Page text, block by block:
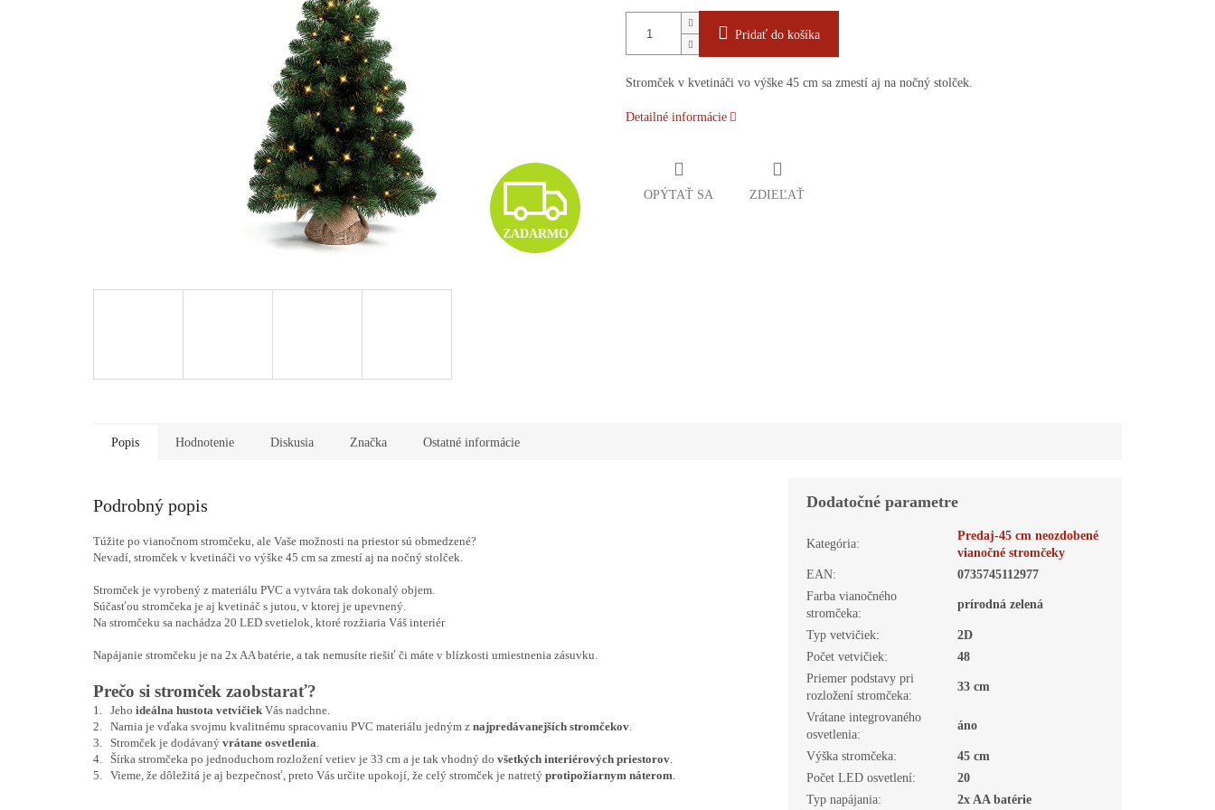
Z
A
ZADARMO
Pridať do košíka
Stromček v kvetináči vo výške 45 cm sa zmestí aj na nočný stolček.
Detailné informácie
OPÝTAŤ SA ZDIEĽAŤ
Popis Hodnotenie Diskusia Značka Ostatné informácie
Podrobný popis
Túžite po vianočnom stromčeku, ale Vaše možnosti na priestor sú obmedzené?
Nevadí, stromček v kvetináči vo výške 45 cm sa zmestí aj na nočný stolček.
Stromček je vyrobený z materiálu PVC a vytvára tak dokonalý objem.
Súčasťou stromčeka je aj kvetináč s jutou, v ktorej je upevnený.
Na stromčeku sa nachádza 20 LED svetielok, ktoré rozžiaria Váš interiér
Napájanie stromčeku je na 2x AA batérie, a tak nemusíte riešiť či máte v blízkosti umiestnenia zásuvku.
Prečo si stromček zaobstarať?
1. Jeho ideálna hustota vetvičiek Vás nadchne.
2. Narnia je vďaka svojmu kvalitnému spracovaniu PVC materiálu jedným z najpredávanejších stromčekov
3. Stromček je dodávaný vrátane osvetlenia
4. Šírka stromčeka po jednoduchom rozložení vetiev je 33 cm a je tak vhodný do všetkých interiérových priestorov
5. Vieme, že dôležitá je aj bezpečnosť, preto Vás určite upokojí, že celý stromček je natretý protipožiarnym náterom
Dodatočné parametre
Kategória:
Predaj-45 cm neozdobené
vianočné stromčeky
EAN:
0735745112977
Farba vianočného
stromčeka:
prírodná zelená
Typ vetvičiek:
2D
Počet vetvičiek:
48
Priemer podstavy pri
rozložení stromčeka:
33 cm
Vrátane integrovaného
osvetlenia:
áno
Výška stromčeka:
45 cm
Počet LED osvetlení:
20
Typ napájania:
2x AA batérie
Váš prvý nákup.